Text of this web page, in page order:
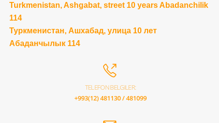
Turkmenistan, Ashgabat, street 10 years Abadanchilik
114
Туркменистан, Ашхабад, улица 10 лет
Абаданчылык 114
TELEFON BELGILER:
+993(12) 481130 / 481099